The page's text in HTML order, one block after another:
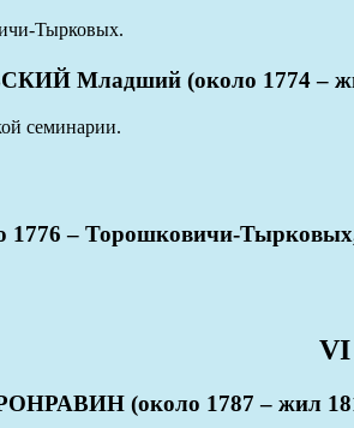
Тырковых.
Младший (около 1774 –
семинарии.
– Торошковичи-Тырковых,
VI
(около 1787 – жил